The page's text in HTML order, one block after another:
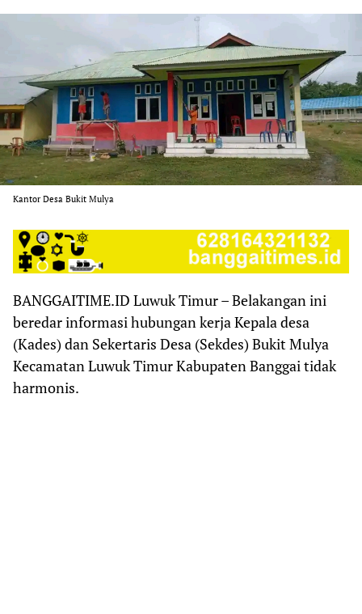
Kantor Desa Bukit Mulya
BANGGAITIME.ID Luwuk Timur – Belakangan ini
beredar informasi hubungan kerja Kepala desa
(Kades) dan Sekertaris Desa (Sekdes) Bukit Mulya
Kecamatan Luwuk Timur Kabupaten Banggai tidak
harmonis.